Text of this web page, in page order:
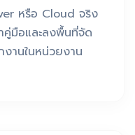
หรือ Cloud จริง
มือและลงพื้นที่จัด
งานในหน่วยงาน